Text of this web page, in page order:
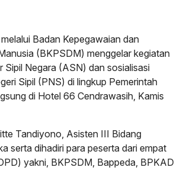
Badan Kepegawaian dan
(BKPSDM) menggelar kegiatan
Negara (ASN) dan sosialisasi
Sipil (PNS) di lingkup Pemerintah
di Hotel 66 Cendrawasih, Kamis
Tandiyono, Asisten III Bidang
serta dihadiri para peserta dari empat
yakni, BKPSDM, Bappeda, BPKAD